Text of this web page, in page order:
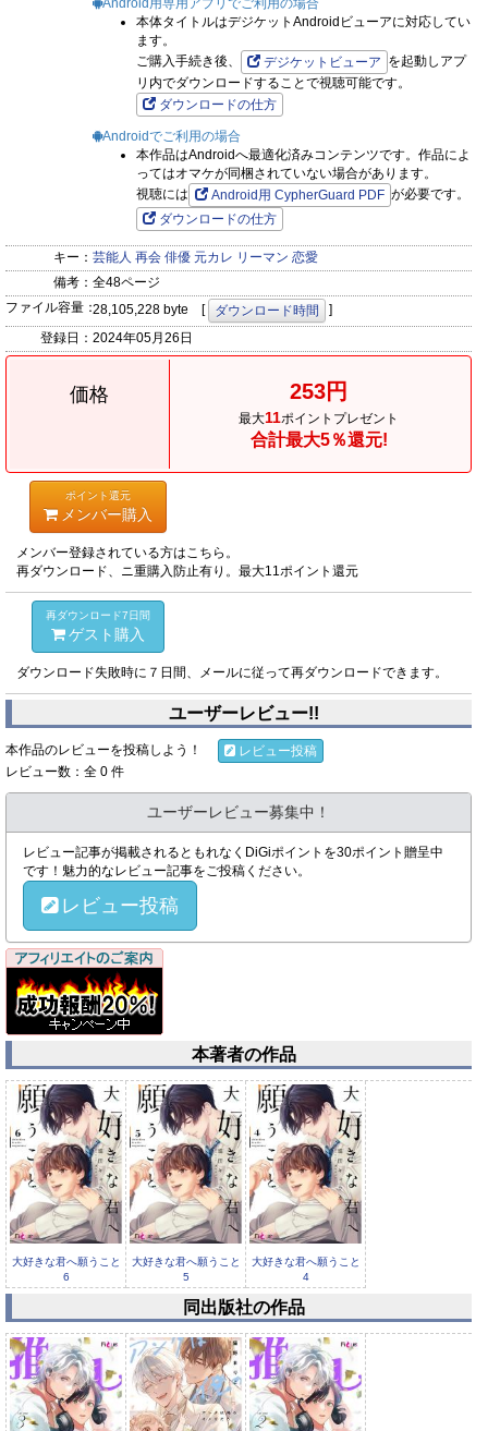
Android用専用アプリでご利用の場合
本体タイトルはデジケットAndroidビューアに対応してい
ます。
ご購入手続き後、
デジケットビューア を起動しアプ
リ内でダウンロードすることで視聴可能です。
ダウンロードの仕方
Androidでご利用の場合
本作品はAndroidへ最適化済みコンテンツです。作品によ
ってはオマケが同梱されていない場合があります。
視聴には
Android用 CypherGuard PDF が必要です。
ダウンロードの仕方
キー： 芸能人 再会 俳優 元カレ リーマン 恋愛
備考： 全48ページ
ファイル容量：28,105,228 byte [ ダウンロード時間
]
登録日： 2024年05月26日
価格 253円
最大11ポイントプレゼント
合計最大5％還元!
ポイント還元
メンバー購入
メンバー登録されている方はこちら。
再ダウンロード、ニ重購入防止有り。最大11ポイント還元
再ダウンロード7日間
ゲスト購入
ダウンロード失敗時に７日間、メールに従って再ダウンロードできます。
ユーザーレビュー!!
本作品のレビューを投稿しよう！
レビュー投稿
レビュー数：全 0 件
ユーザーレビュー募集中！
レビュー記事が掲載されるともれなくDiGiポイントを30ポイント贈呈中
です！魅力的なレビュー記事をご投稿ください。
レビュー投稿
本著者の作品
大好きな君へ願うこと
6
大好きな君へ願うこと
5
大好きな君へ願うこと
4
同出版社の作品